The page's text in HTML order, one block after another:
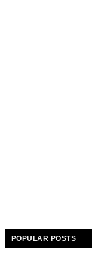
POPULAR POSTS